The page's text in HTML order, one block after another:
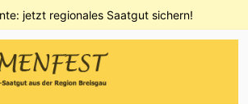
jetzt regionales Saatgut sichern!